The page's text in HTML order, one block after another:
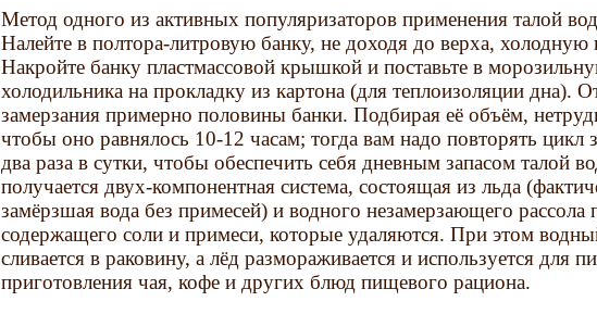
Метод одного из активных популяризаторов применения талой
Налейте в полтора-литровую банку, не доходя до верха, холодную
Накройте банку пластмассовой крышкой и поставьте в
холодильника на прокладку из картона (для теплоизоляции дна).
замерзания примерно половины банки. Подбирая её объём,
чтобы оно равнялось 10-12 часам; тогда вам надо повторять цикл
два раза в сутки, чтобы обеспечить себя дневным запасом талой
получается двух-компонентная система, состоящая из льда
замёрзшая вода без примесей) и водного незамерзающего рассола
содержащего соли и примеси, которые удаляются. При этом
сливается в раковину, а лёд размораживается и используется для
приготовления чая, кофе и других блюд пищевого рациона.